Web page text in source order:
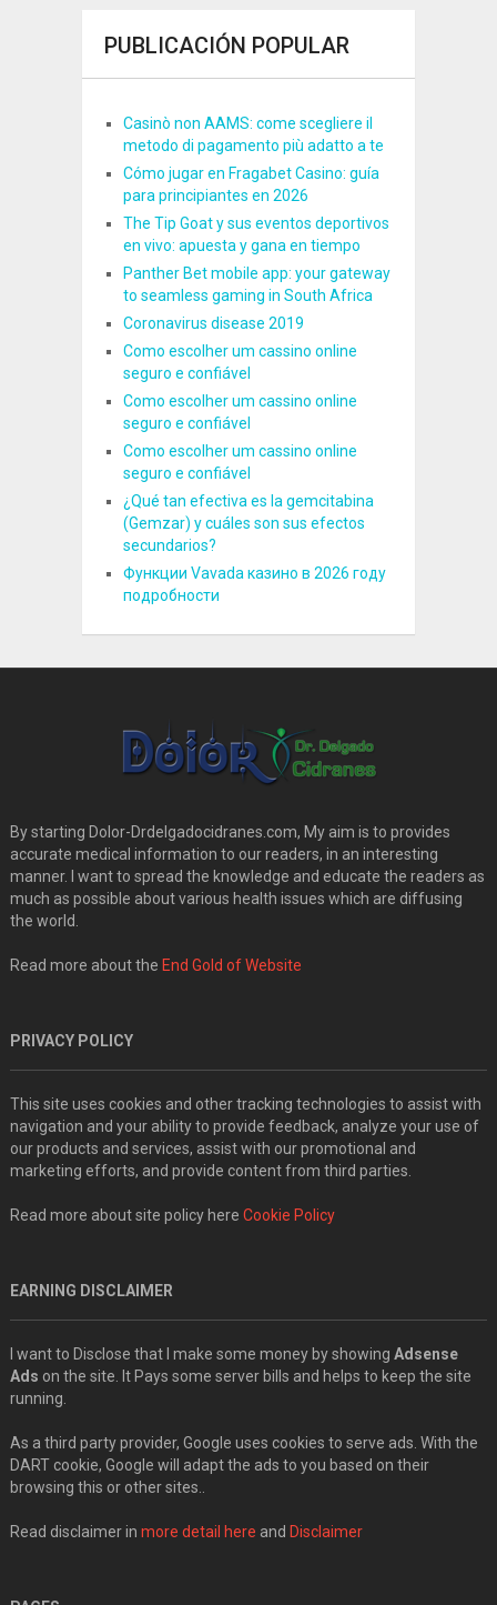
PUBLICACIÓN POPULAR
Casinò non AAMS: come scegliere il
metodo di pagamento più adatto a te
Cómo jugar en Fragabet Casino: guía
para principiantes en 2026
The Tip Goat y sus eventos deportivos
en vivo: apuesta y gana en tiempo
Panther Bet mobile app: your gateway
to seamless gaming in South Africa
Coronavirus disease 2019
Como escolher um cassino online
seguro e confiável
Como escolher um cassino online
seguro e confiável
Como escolher um cassino online
seguro e confiável
¿Qué tan efectiva es la gemcitabina
(Gemzar) y cuáles son sus efectos
secundarios?
Функции Vavada казино в 2026 году
подробности
By starting Dolor-Drdelgadocidranes.com, My aim is to provides
accurate medical information to our readers, in an interesting
manner. I want to spread the knowledge and educate the readers as
much as possible about various health issues which are diffusing
the world.
Read more about the End Gold of Website
PRIVACY POLICY
This site uses cookies and other tracking technologies to assist with
navigation and your ability to provide feedback, analyze your use of
our products and services, assist with our promotional and
marketing efforts, and provide content from third parties.
Read more about site policy here Cookie Policy
EARNING DISCLAIMER
I want to Disclose that I make some money by showing Adsense
Ads on the site. It Pays some server bills and helps to keep the site
running.
As a third party provider, Google uses cookies to serve ads. With the
DART cookie, Google will adapt the ads to you based on their
browsing this or other sites..
Read disclaimer in more detail here and Disclaimer